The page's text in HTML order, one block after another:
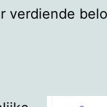
verdiende